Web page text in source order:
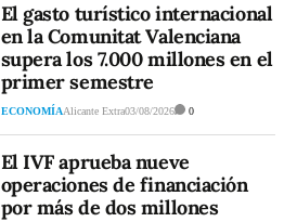
El gasto turístico internacional
en la Comunitat Valenciana
supera los 7.000 millones en el
primer semestre
ECONOMÍAAlicante Extra03/08/2026 0
El IVF aprueba nueve
operaciones de financiación
por más de dos millones